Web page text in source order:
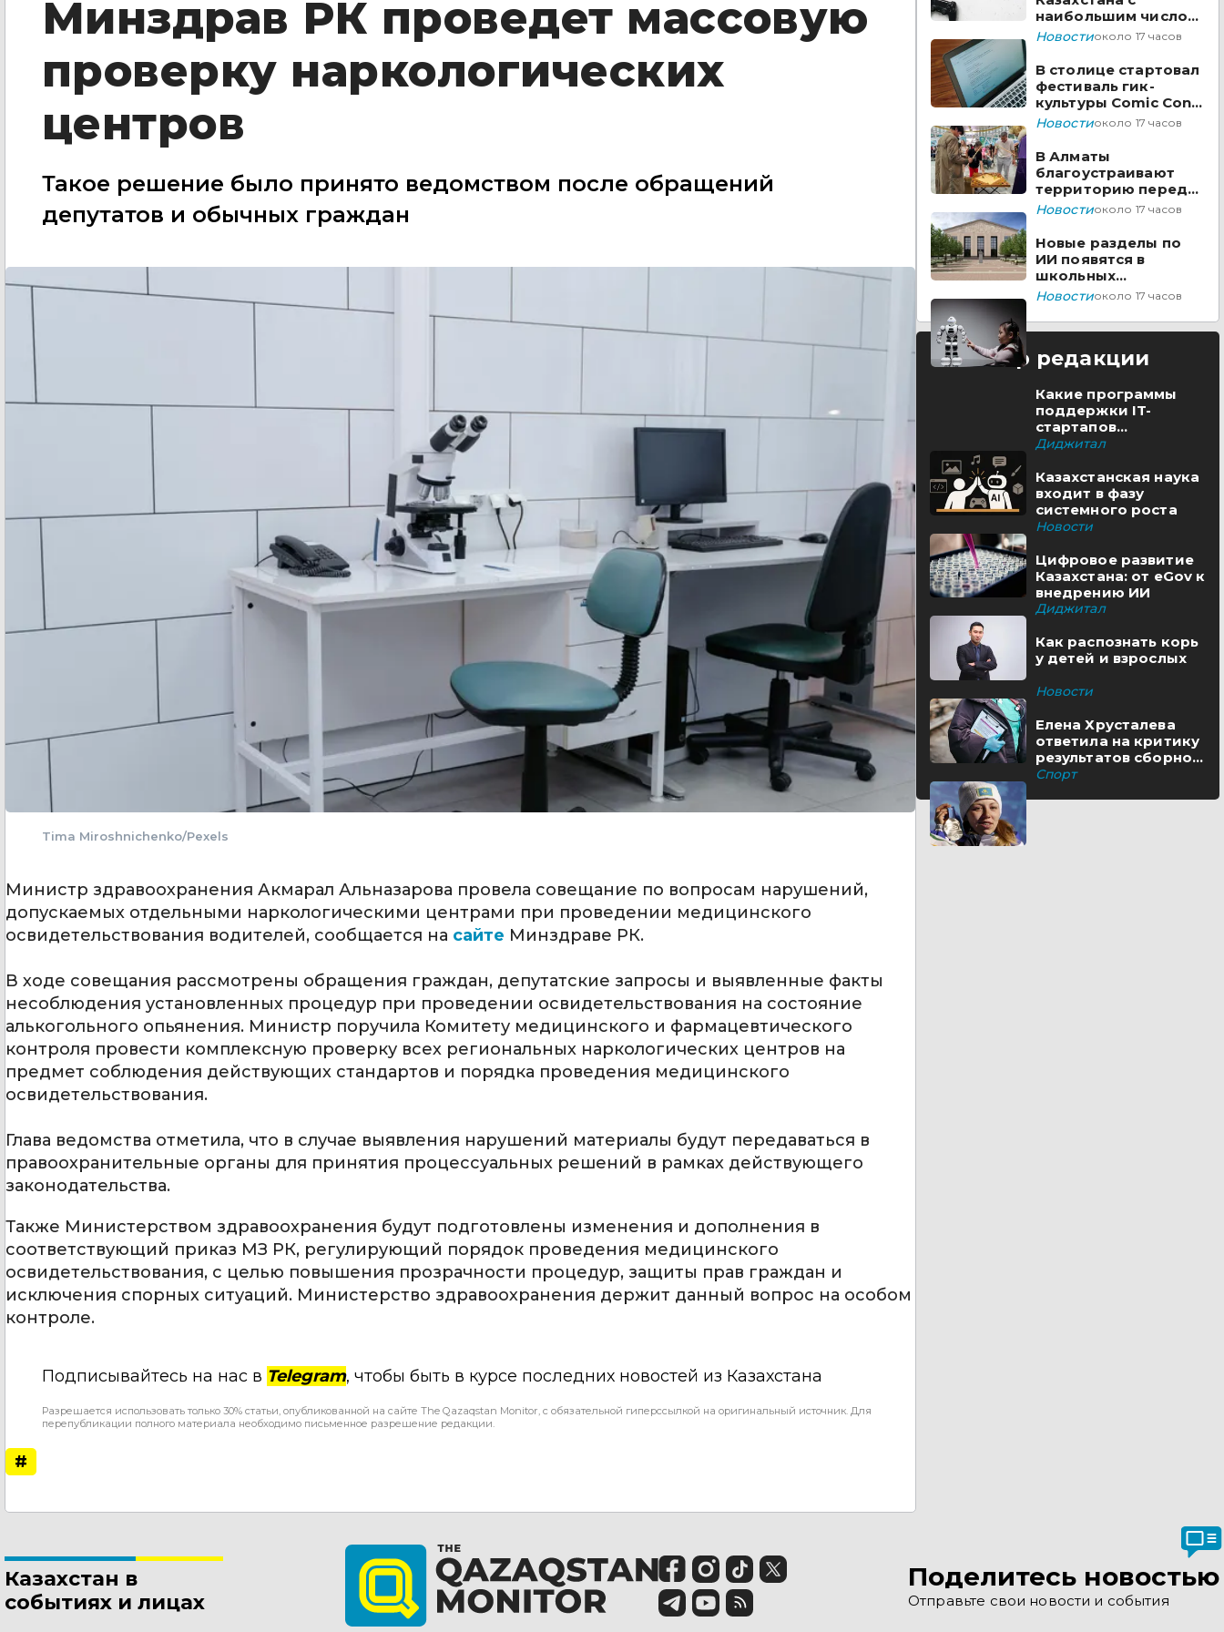
Минздрав РК проведет массовую
проверку наркологических
центров
Такое решение было принято ведомством после обращений
депутатов и обычных граждан
Tima Miroshnichenko/Pexels
Министр здравоохранения Акмарал Альназарова провела совещание по вопросам нарушений,
допускаемых отдельными наркологическими центрами при проведении медицинского
освидетельствования водителей, сообщается на сайте Минздраве РК.
В ходе совещания рассмотрены обращения граждан, депутатские запросы и выявленные факты
несоблюдения установленных процедур при проведении освидетельствования на состояние
алькогольного опьянения. Министр поручила Комитету медицинского и фармацевтического
контроля провести комплексную проверку всех региональных наркологических центров на
предмет соблюдения действующих стандартов и порядка проведения медицинского
освидетельствования.
Глава ведомства отметила, что в случае выявления нарушений материалы будут передаваться в
правоохранительные органы для принятия процессуальных решений в рамках действующего
законодательства.
Также Министерством здравоохранения будут подготовлены изменения и дополнения в
соответствующий приказ МЗ РК, регулирующий порядок проведения медицинского
освидетельствования, с целью повышения прозрачности процедур, защиты прав граждан и
исключения спорных ситуаций. Министерство здравоохранения держит данный вопрос на особом
контроле.
Подписывайтесь на нас в Telegram, чтобы быть в курсе последних новостей из Казахстана
Разрешается использовать только 30% статьи, опубликованной на сайте The Qazaqstan Monitor, с обязательной гиперссылкой на оригинальный источник. Для
перепубликации полного материала необходимо письменное разрешение редакции.
#
наибольшим числом
вакансий на Enbek.kz
Новостиоколо 17 часов
В столице стартовал
фестиваль гик-
культуры Comic Con
Astana 2026
Новостиоколо 17 часов
В Алматы
благоустраивают
территорию перед
ТЮЗом
Новостиоколо 17 часов
Новые разделы по
ИИ появятся в
школьных
предметах
Новостиоколо 17 часов
Выбор редакции
Какие программы
поддержки IT-
стартапов
реализуются в
Диджитал
Казахстанская наука
входит в фазу
системного роста
Новости
Цифровое развитие
Казахстана: от eGov к
внедрению ИИ
Диджитал
Как распознать корь
у детей и взрослых
Новости
Елена Хрусталева
ответила на критику
результатов сборной
Казахстана
Спорт
Казахстан в
событиях и лицах
Поделитесь новостью
Отправьте свои новости и события